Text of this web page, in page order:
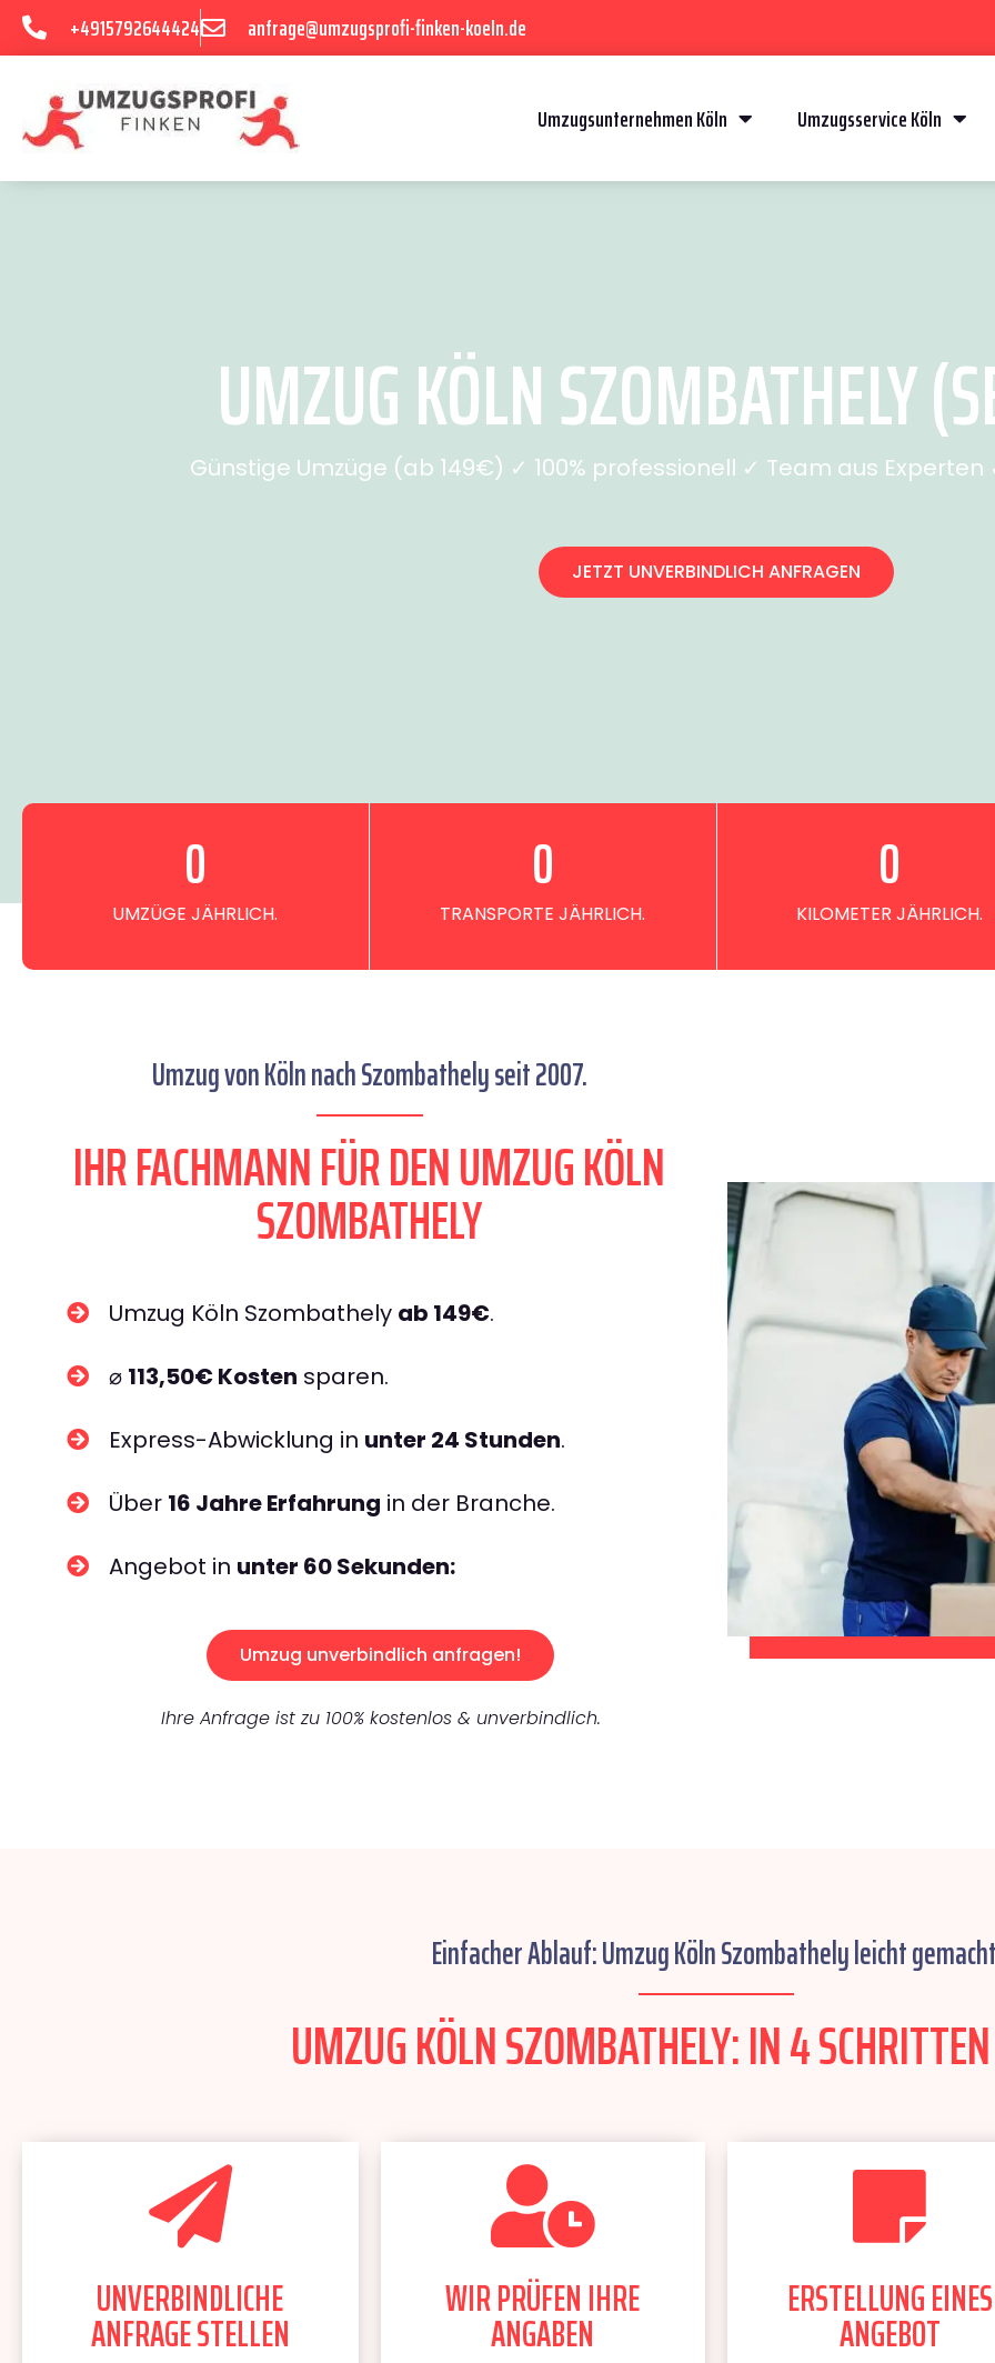
+4915792644424 anfrage@umzugsprofi-finken-koeln.de
Umzugsunternehmen Köln Umzugsservice Köln
UMZUG KÖLN SZOMBATHELY
Günstige Umzüge (ab 149€) ✓ 100% professionell ✓ Team aus
JETZT UNVERBINDLICH ANFRAGEN
UMZÜGE JÄHRLICH.
0
TRANSPORTE JÄHRLICH.
0
KILOMETER JÄHRLICH.
0
Umzug von Köln nach Szombathely seit 2007.
IHR FACHMANN FÜR DEN UMZUG KÖLN
SZOMBATHELY
Umzug Köln Szombathely ab 149€.
⌀ 113,50€ Kosten sparen.
Express-Abwicklung in unter 24 Stunden.
Über 16 Jahre Erfahrung in der Branche.
Angebot in unter 60 Sekunden:
Umzug unverbindlich anfragen!
Ihre Anfrage ist zu 100% kostenlos & unverbindlich.
Einfacher Ablauf: Umzug Köln Szombathely leicht
UMZUG KÖLN SZOMBATHELY: IN 4
UNVERBINDLICHE
ANFRAGE STELLEN
WIR PRÜFEN IHRE
ANGABEN
ERSTELLUNG EINES
ANGEBOT